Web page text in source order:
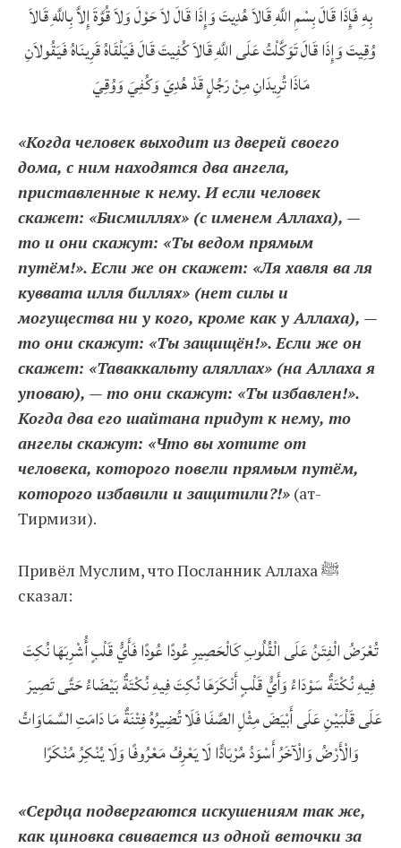
بِهِ فَإِذَا قَالَ بِسْمِ اللَّهِ‏ قَالاَ هُدِيتَ وَإِذَا قَالَ لاَ حَوْلَ وَلاَ قُوَّةَ إِلاَّ بِاللَّهِ قَالاَ
وُقِيتَ‏ وَإِذَا قَالَ تَوَكَّلْتُ عَلَى اللَّهِ قَالاَ كُفِيتَ قَالَ فَيَلْقَاهُ قَرِينَاهُ فَيَقُولاَنِ
مَاذَا تُرِيدَانِ مِنْ رَجُلٍ قَدْ هُدِيَ وَكُفِيَ وَوُقِيَ
«Когда человек выходит из дверей своего
дома, с ним находятся два ангела,
приставленные к нему. И если человек
скажет: «Бисмиллях» (с именем Аллаха), —
то и они скажут: «Ты ведом прямым
путём!». Если же он скажет: «Ля хавля ва ля
куввата илля биллях» (нет силы и
могущества ни у кого, кроме как у Аллаха), —
то они скажут: «Ты защищён!». Если же он
скажет: «Таваккальту аляллах» (на Аллаха я
уповаю), — то они скажут: «Ты избавлен!».
Когда два его шайтана придут к нему, то
ангелы скажут: «Что вы хотите от
человека, которого повели прямым путём,
которого избавили и защитили?!» (ат-
Тирмизи).
Привёл Муслим, что Посланник Аллаха ﷺ
сказал:
تُعْرَضُ الْفِتَنُ عَلَى الْقُلُوبِ كَالْحَصِيرِ عُودًا عُودًا فَأَيُّ قَلْبٍ أُشْرِبَهَا نُكِتَ
فِيهِ نُكْتَةٌ سَوْدَاءُ وَأَيُّ قَلْبٍ أَنْكَرَهَا نُكِتَ فِيهِ نُكْتَةٌ بَيْضَاءُ حَتَّى تَصِيرَ
عَلَى قَلْبَيْنِ عَلَى أَبْيَضَ مِثْلِ الصَّفَا فَلَا تُضِيرُهُ فِتْنَةٌ مَا دَامَتِ السَّمَاوَاتُ
وَالْأَرْضُ وَالْآخَرُ أَسْوَدُ مُرْبَادًّا لَا يَعْرِفُ مَعْرُوفًا وَلَا يُنْكِرُ مُنْكَرًا
«Сердца подвергаются искушениям так же,
как циновка свивается из одной веточки за